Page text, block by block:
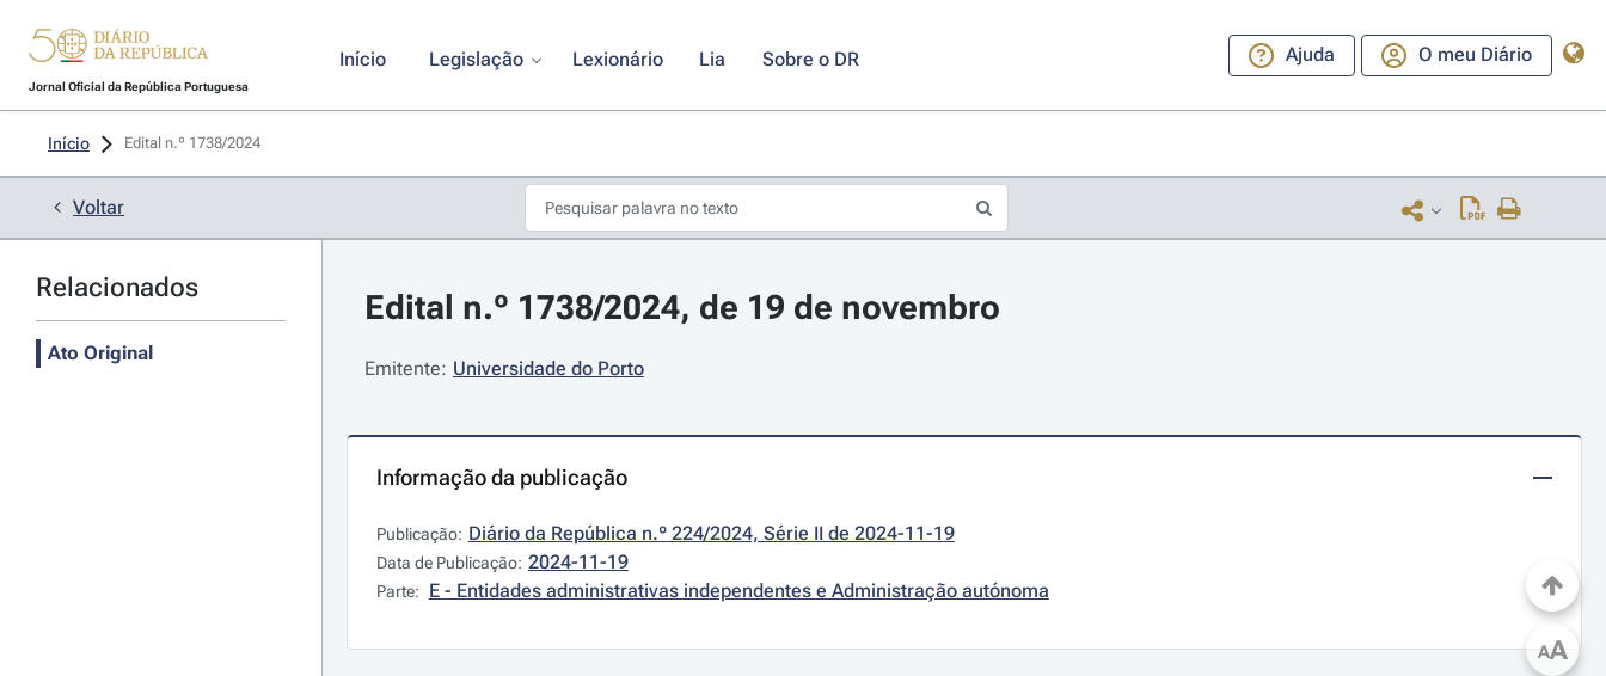
Jornal Oficial da República Portuguesa
Início Legislação Lexionário Lia Sobre o DR Ajuda O meu Diário
Início Edital n.º 1738/2024
Voltar
Relacionados
Ato Original
Edital n.º 1738/2024, de 19 de novembro
Emitente: Universidade do Porto
Informação da publicação
Publicação: Diário da República n.º 224/2024, Série II de 2024-11-19
Data de Publicação: 2024-11-19
Parte: E - Entidades administrativas independentes e Administração autónoma
AA